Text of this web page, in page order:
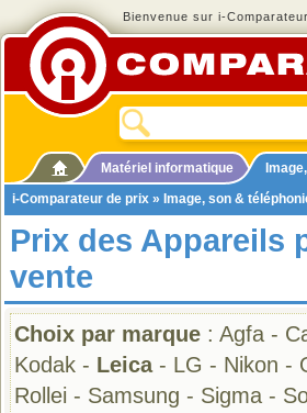
Bienvenue sur i-
Matériel informatique
i-Comparateur de prix » Image, son &
Prix des Appareils
vente
Choix par marque : Agfa -
Kodak - Leica- LG - Nikon -
Rollei - Samsung - Sigma -